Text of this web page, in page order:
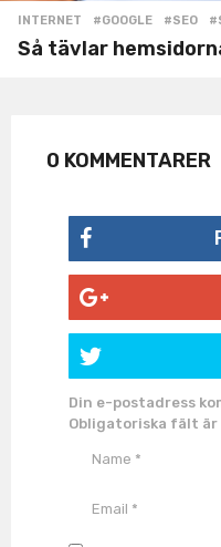
INTERNET #GOOGLE ,#SEO ,
Så tävlar
0 KOMMENTARER
Din e-postadress
Obligatoriska fält är